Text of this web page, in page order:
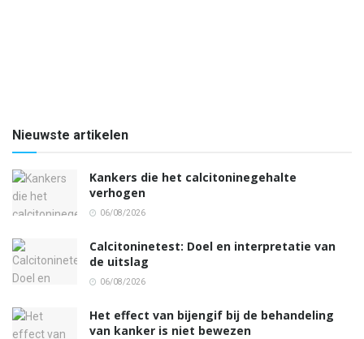
Nieuwste artikelen
Kankers die het calcitoninegehalte
verhogen
06/08/2026
Calcitoninetest: Doel en interpretatie van
de uitslag
06/08/2026
Het effect van bijengif bij de behandeling
van kanker is niet bewezen